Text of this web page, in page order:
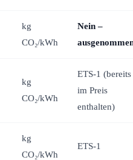
kg
CO₂/kWh
Nein –
kg
CO₂/kWh
ETS-1 (bereits
im Preis
enthalten)
kg
CO₂/kWh
ETS-1